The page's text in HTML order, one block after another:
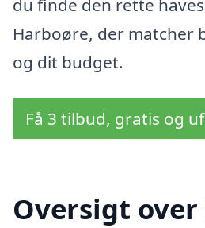
du finde den rette
Harboøre, der matcher
og dit budget.
Få 3 tilbud, gratis og
Oversigt